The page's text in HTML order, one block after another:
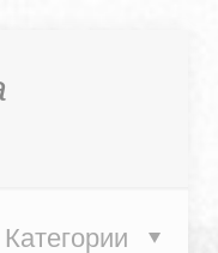
Категории